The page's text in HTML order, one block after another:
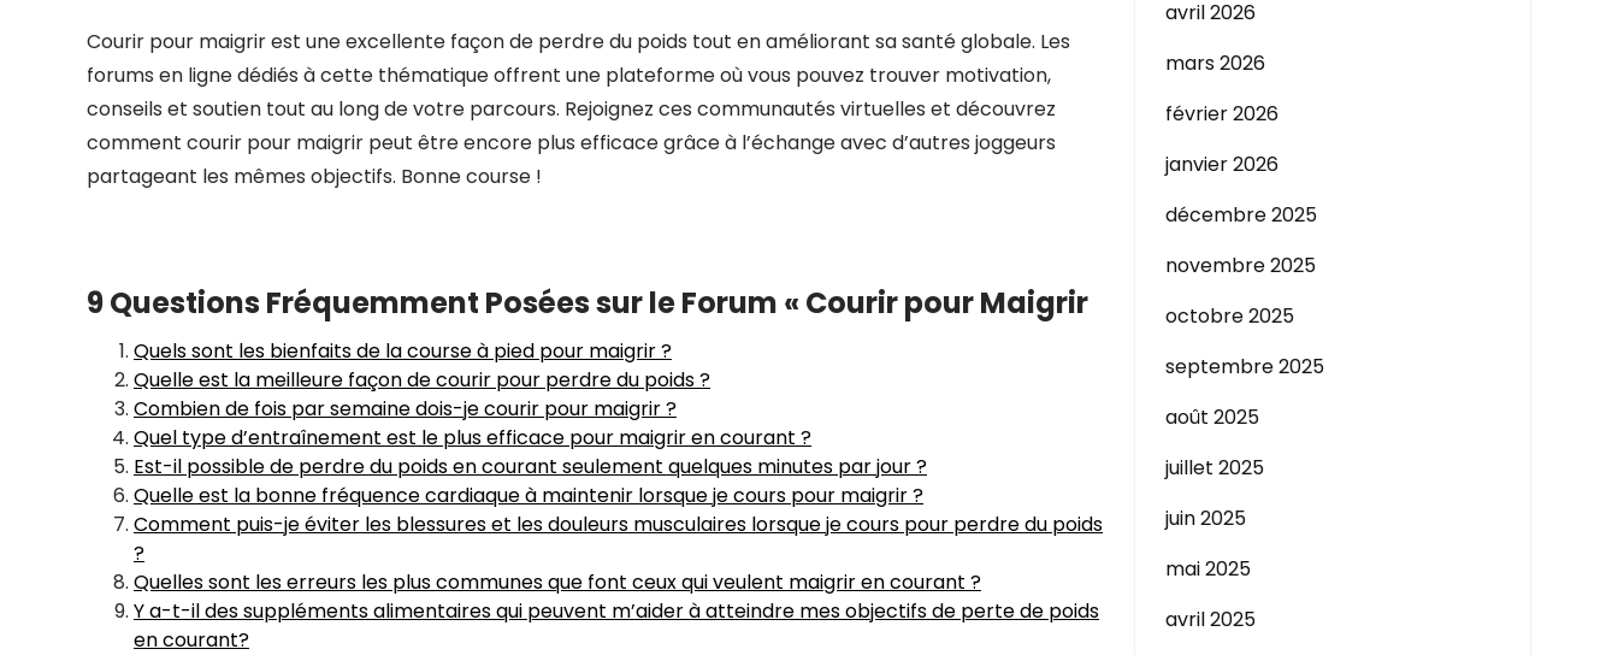
Courir pour maigrir est une excellente façon de perdre du poids tout en améliorant sa santé globale. Les
forums en ligne dédiés à cette thématique offrent une plateforme où vous pouvez trouver motivation,
conseils et soutien tout au long de votre parcours. Rejoignez ces communautés virtuelles et découvrez
comment courir pour maigrir peut être encore plus efficace grâce à l’échange avec d’autres joggeurs
partageant les mêmes objectifs. Bonne course !
9 Questions Fréquemment Posées sur le Forum « Courir pour Maigrir
Quels sont les bienfaits de la course à pied pour maigrir ?
Quelle est la meilleure façon de courir pour perdre du poids ?
Combien de fois par semaine dois-je courir pour maigrir ?
Quel type d’entraînement est le plus efficace pour maigrir en courant ?
Est-il possible de perdre du poids en courant seulement quelques minutes par jour ?
Quelle est la bonne fréquence cardiaque à maintenir lorsque je cours pour maigrir ?
Comment puis-je éviter les blessures et les douleurs musculaires lorsque je cours pour perdre du poids
?
Quelles sont les erreurs les plus communes que font ceux qui veulent maigrir en courant ?
Y a-t-il des suppléments alimentaires qui peuvent m’aider à atteindre mes objectifs de perte de poids
en courant?
avril 2026
mars 2026
février 2026
janvier 2026
décembre 2025
novembre 2025
octobre 2025
septembre 2025
août 2025
juillet 2025
juin 2025
mai 2025
avril 2025